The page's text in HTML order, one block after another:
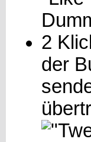
2
der